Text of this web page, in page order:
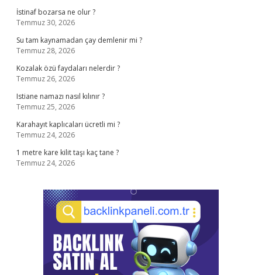
İstinaf bozarsa ne olur ?
Temmuz 30, 2026
Su tam kaynamadan çay demlenir mi ?
Temmuz 28, 2026
Kozalak özü faydaları nelerdir ?
Temmuz 26, 2026
Istiane namazı nasıl kılınır ?
Temmuz 25, 2026
Karahayıt kaplıcaları ücretli mi ?
Temmuz 24, 2026
1 metre kare kilit taşı kaç tane ?
Temmuz 24, 2026